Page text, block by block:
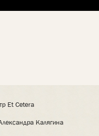
Et Cetera
Калягина